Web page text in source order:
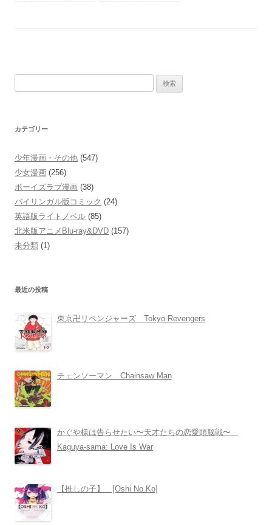
カテゴリー
少年漫画・その他 (547)
少女漫画 (256)
ボーイズラブ漫画 (38)
バイリンガル版コミック (24)
英語版ライトノベル (85)
北米版アニメBlu-ray&DVD (157)
未分類 (1)
最近の投稿
東京卍リベンジャーズ Tokyo Revengers
チェンソーマン Chainsaw Man
かぐや様は告らせたい〜天才たちの恋愛頭脳戦〜
Kaguya-sama: Love Is War
【推しの子】 [Oshi No Ko]